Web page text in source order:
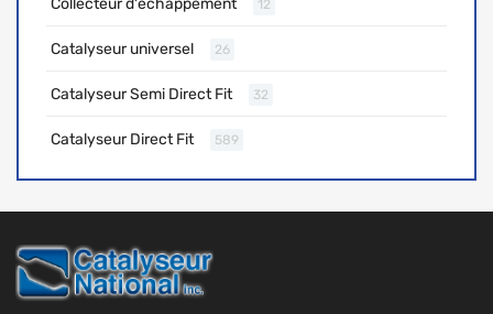
Collecteur d'échappement 12
Catalyseur universel 26
Catalyseur Semi Direct Fit 32
Catalyseur Direct Fit 589